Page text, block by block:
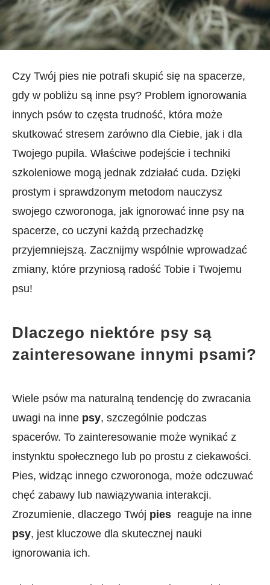
Czy Twój ‌pies nie potrafi skupić się na ⁤spacerze,
gdy w pobliżu są inne psy? Problem ignorowania
innych‌ psów to częsta trudność, która może
skutkować ⁢stresem zarówno dla Ciebie,⁤ jak i dla
‌Twojego pupila. Właściwe podejście i techniki
⁢szkoleniowe ‍mogą jednak zdziałać cuda. Dzięki
prostym i ​sprawdzonym metodom nauczysz⁢
swojego ​czworonoga, jak ignorować inne psy ​na
spacerze, co uczyni każdą przechadzkę
‍przyjemniejszą. Zacznijmy wspólnie wprowadzać
zmiany, które przyniosą radość Tobie ⁣i Twojemu
⁢psu!
Dlaczego niektóre ⁢psy ​są
zainteresowane innymi psami?
Wiele psów ma naturalną tendencję do ‍zwracania
uwagi na inne psy,‍ szczególnie ⁣podczas
spacerów. To zainteresowanie może wynikać z
instynktu społecznego lub⁤ po prostu⁢ z ciekawości.
Pies, widząc⁣ innego czworonoga, może odczuwać
chęć zabawy lub nawiązywania interakcji.
Zrozumienie, dlaczego Twój pies ​ reaguje na inne
psy, jest kluczowe dla skutecznej nauki
ignorowania⁢ ich.